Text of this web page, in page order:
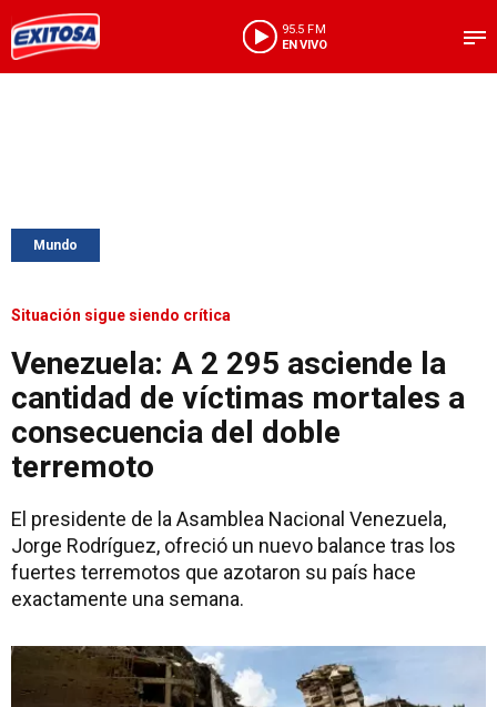
95.5 FM
EN VIVO
Mundo
Situación sigue siendo crítica
Venezuela: A 2 295 asciende la
cantidad de víctimas mortales a
consecuencia del doble
terremoto
El presidente de la Asamblea Nacional Venezuela,
Jorge Rodríguez, ofreció un nuevo balance tras los
fuertes terremotos que azotaron su país hace
exactamente una semana.